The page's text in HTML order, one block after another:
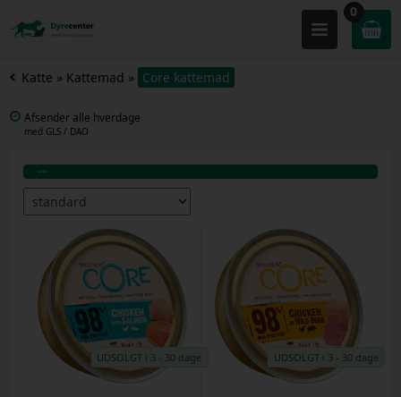
0
Katte » Kattemad » Core kattemad
Afsender alle hverdage
med GLS / DAO
UDSOLGT i 3 - 30 dage UDSOLGT i 3 - 30 dage